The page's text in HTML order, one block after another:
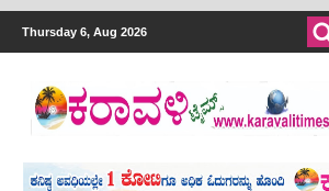
Thursday 6, Aug 2026